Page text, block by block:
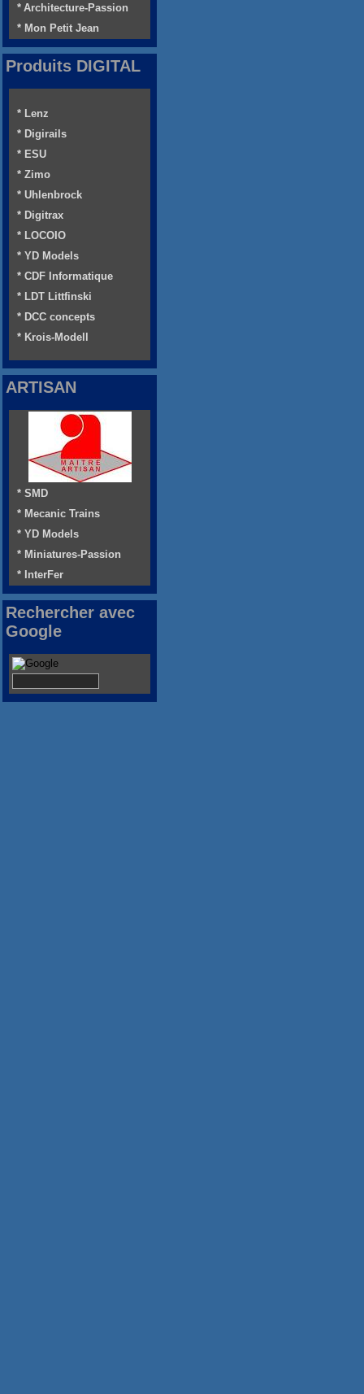
* Architecture-Passion
* Mon Petit Jean
Produits DIGITAL
* Lenz
* Digirails
* ESU
* Zimo
* Uhlenbrock
* Digitrax
* LOCOIO
* YD Models
* CDF Informatique
* LDT Littfinski
* DCC concepts
* Krois-Modell
ARTISAN
* SMD
* Mecanic Trains
* YD Models
* Miniatures-Passion
* InterFer
Rechercher avec
Google